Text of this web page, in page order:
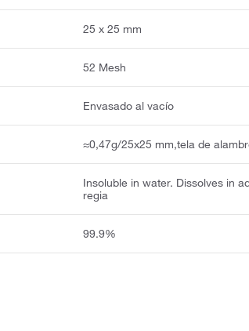
25 x 25 mm
52 Mesh
Envasado al vacío
≈0,47g/25x25 mm,tela de
Insoluble in water. Dissolves in
regia
99.9%